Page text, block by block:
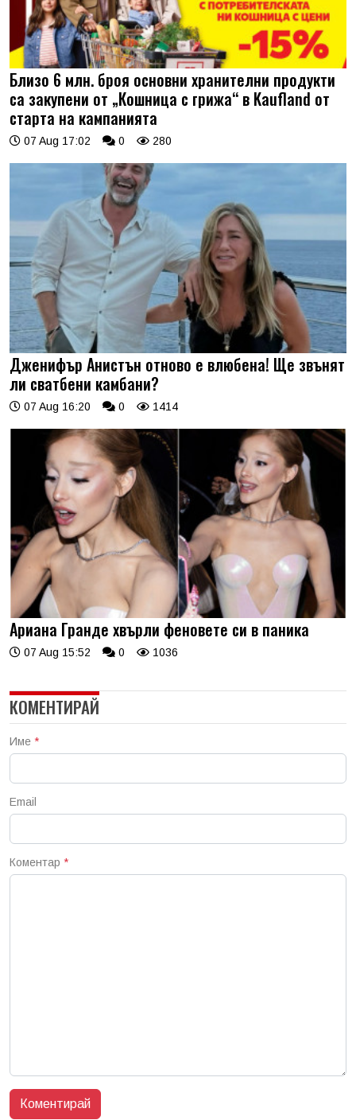
Близо 6 млн. броя основни хранителни продукти
са закупени от „Кошница с грижа“ в Kaufland от
старта на кампанията
07 Aug 17:02 0 280
Дженифър Анистън отново е влюбена! Ще звънят
ли сватбени камбани?
07 Aug 16:20 0 1414
Ариана Гранде хвърли феновете си в паника
07 Aug 15:52 0 1036
КОМЕНТИРАЙ
Име *
Email
Коментар *